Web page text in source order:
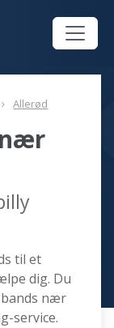
Allerød
til et
dig. Du
bands nær
service.